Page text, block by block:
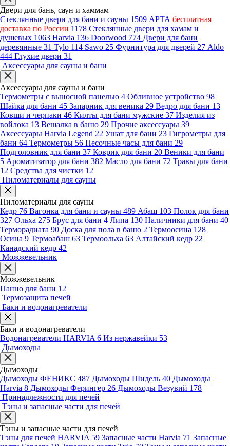
Двери для бань, саун и хаммам
Стеклянные двери для бани и сауны 1509 АРТА бесплатная
доставка по России 1178 Стеклянные двери для хамам и
душевых 1063 Harvia 136 Doorwood 774 Двери для бани
деревянные 31 Tylo 114 Sawo 25 Фурнитура для дверей 27 Aldo
444 Глухие двери 31
Аксессуары для сауны и бани
Аксессуары для сауны и бани
Термометры с выносной панелью 4 Обливное устройство 98
Шайка для бани 45 Запарник для веника 29 Ведро для бани 13
Ковши и черпаки 46 Килты для бани мужские 37 Изделия из
войлока 13 Вешалка в баню 29 Прочие аксессуары 39
Аксессуары Harvia Legend 22 Ушат для бани 23 Гигрометры для
бани 64 Термометры 56 Песочные часы для бани 29
Подголовник для бани 37 Коврик для бани 20 Веники для бани
5 Ароматизатор для бани 382 Масло для бани 72 Травы для бани
12 Средства для чистки 12
Пиломатериалы для сауны
Пиломатериалы для сауны
Кедр 76 Вагонка для бани и сауны 489 Абаш 103 Полок для бани
327 Ольха 275 Брус для бани 4 Липа 130 Наличники для бани 40
Терморадиата 90 Доска для пола в баню 2 Термоосина 128
Осина 9 Термоабаш 63 Термоольха 63 Алтайский кедр 22
Канадский кедр 42
Можжевельник
Можжевельник
Панно для бани 12
Термозащита печей
Баки и водонагреватели
Баки и водонагреватели
Водонагреватели HARVIA 6 Из нержавейки 53
Дымоходы
Дымоходы
Дымоходы ФЕНИКС 487 Дымоходы Шидель 40 Дымоходы
Harvia 8 Дымоходы Ферингер 26 Дымоходы Везувий 178
Принадлежности для печей
Тэны и запасные части для печей
Тэны и запасные части для печей
Тэны для печей HARVIA 59 Запасные части Harvia 71 Запасные